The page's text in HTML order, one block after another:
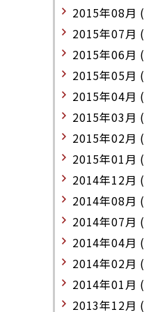
2015年08月 (
2015年07月 (
2015年06月 (
2015年05月 (
2015年04月 (
2015年03月 (
2015年02月 (
2015年01月 (
2014年12月 (
2014年08月 (
2014年07月 (
2014年04月 (
2014年02月 (
2014年01月 (
2013年12月 (